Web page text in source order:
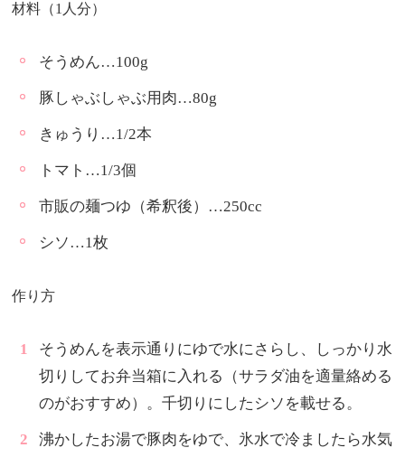
材料（1人分）
そうめん…100g
豚しゃぶしゃぶ用肉…80g
きゅうり…1/2本
トマト…1/3個
市販の麺つゆ（希釈後）…250cc
シソ…1枚
作り方
そうめんを表示通りにゆで水にさらし、しっかり水
切りしてお弁当箱に入れる（サラダ油を適量絡める
のがおすすめ）。千切りにしたシソを載せる。
沸かしたお湯で豚肉をゆで、氷水で冷ましたら水気